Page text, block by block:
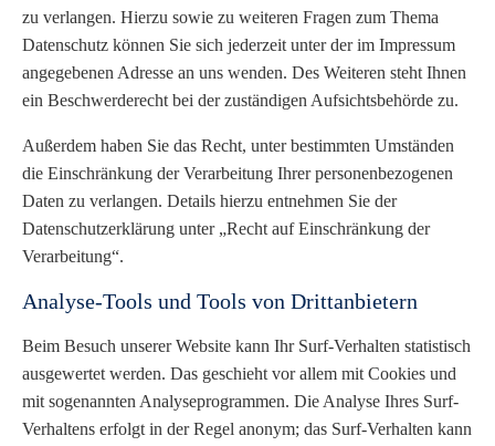
zu verlangen. Hierzu sowie zu weiteren Fragen zum Thema
Datenschutz können Sie sich jederzeit unter der im Impressum
angegebenen Adresse an uns wenden. Des Weiteren steht Ihnen
ein Beschwerderecht bei der zuständigen Aufsichtsbehörde zu.
Außerdem haben Sie das Recht, unter bestimmten Umständen
die Einschränkung der Verarbeitung Ihrer personenbezogenen
Daten zu verlangen. Details hierzu entnehmen Sie der
Datenschutzerklärung unter „Recht auf Einschränkung der
Verarbeitung“.
Analyse-Tools und Tools von Drittanbietern
Beim Besuch unserer Website kann Ihr Surf-Verhalten statistisch
ausgewertet werden. Das geschieht vor allem mit Cookies und
mit sogenannten Analyseprogrammen. Die Analyse Ihres Surf-
Verhaltens erfolgt in der Regel anonym; das Surf-Verhalten kann